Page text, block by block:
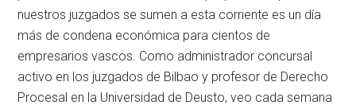
nuestros juzgados se sumen a esta corriente es un día
más de condena económica para cientos de
empresarios vascos. Como administrador concursal
activo en los juzgados de Bilbao y profesor de Derecho
Procesal en la Universidad de Deusto, veo cada semana